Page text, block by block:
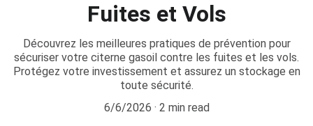
Fuites et Vols
Découvrez les meilleures pratiques de prévention pour
sécuriser votre citerne gasoil contre les fuites et les vols.
Protégez votre investissement et assurez un stockage en
toute sécurité.
6/6/2026
2 min read